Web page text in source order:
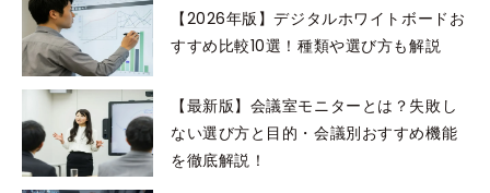
【2026年版】デジタルホワイトボードお
すすめ比較10選！種類や選び方も解説
【最新版】会議室モニターとは？失敗し
ない選び方と目的・会議別おすすめ機能
を徹底解説！